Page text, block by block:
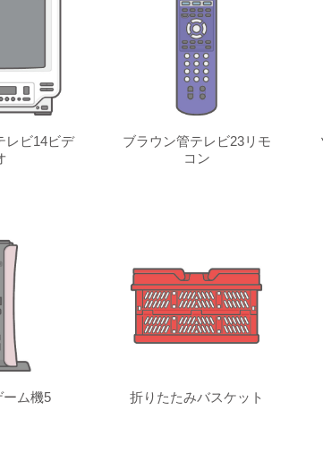
レビ14ビデ
ブラウン管テレビ23リモ
コン
ム機5 折りたたみバスケット